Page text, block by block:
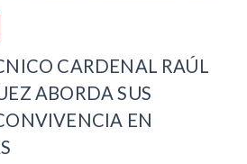
CARDENAL RAÚL
ABORDA SUS
EN